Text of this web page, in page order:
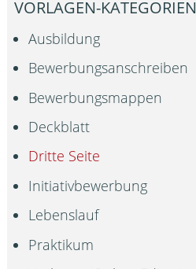
VORLAGEN-KATEGORIEN
Ausbildung
Bewerbungsanschreiben
Bewerbungsmappen
Deckblatt
Dritte Seite
Initiativbewerbung
Lebenslauf
Praktikum